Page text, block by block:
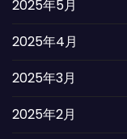
2025年5月
2025年4月
2025年3月
2025年2月